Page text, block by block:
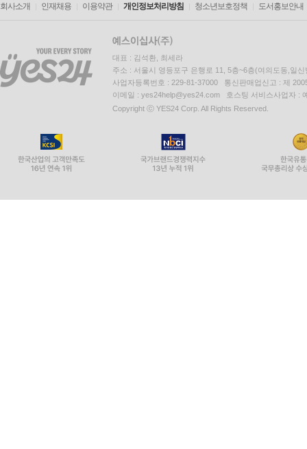
회사소개 인재채용 이용약관 개인정보처리방침 청소년보호정책 도서홍보안내
대표 : 김석환, 최세라
주소 : 서울시 영등포구 은행로 11, 5층~6층(여의도동,일신
사업자등록번호 : 229-81-37000 통신판매업신고 : 제
이메일 : yes24help@yes24.com 호스팅 서비스사업자 :
Copyright ⓒ YES24 Corp. All Rights Reserved.